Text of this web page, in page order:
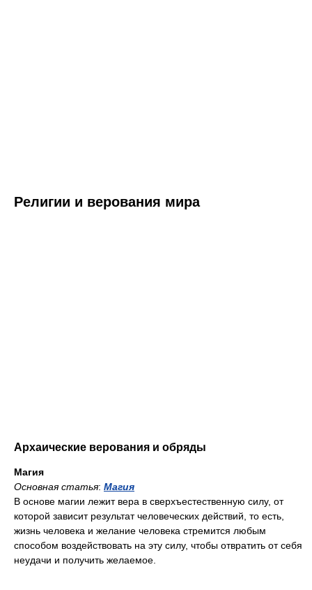
Религии и верования мира
Архаические верования и обряды
Магия
Основная статья: Магия
В основе магии лежит вера в сверхъестественную силу, от
которой зависит результат человеческих действий, то есть,
жизнь человека и желание человека стремится любым
способом воздействовать на эту силу, чтобы отвратить от себя
неудачи и получить желаемое.